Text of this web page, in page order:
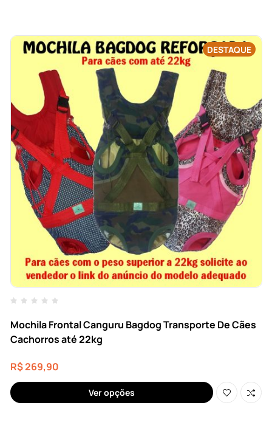
DESTAQUE
Mochila Frontal Canguru Bagdog Transporte De Cães
Cachorros até 22kg
R$269,90
Ver opções